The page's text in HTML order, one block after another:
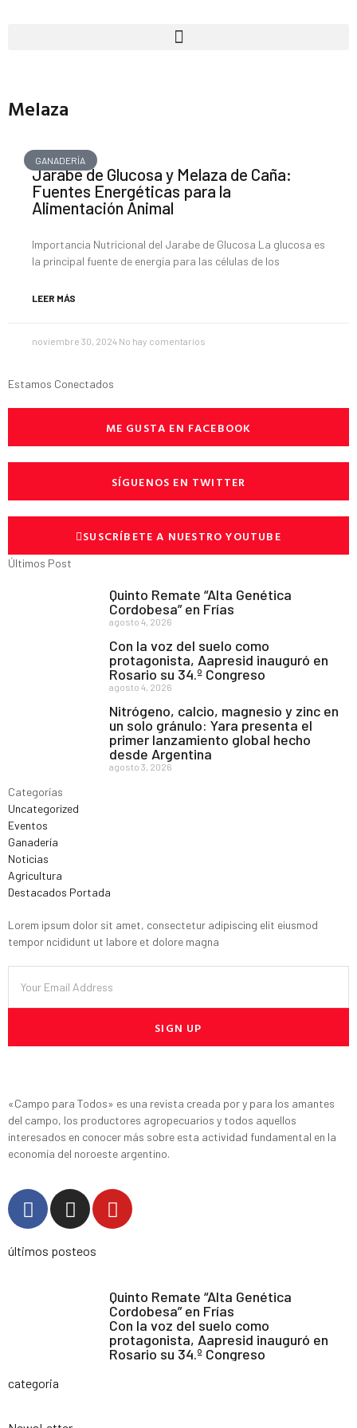
Melaza
GANADERÍA
Jarabe de Glucosa y Melaza de Caña:
Fuentes Energéticas para la
Alimentación Animal
Importancia Nutricional del Jarabe de Glucosa La glucosa es
la principal fuente de energía para las células de los
LEER MÁS
noviembre 30, 2024 No hay comentarios
Estamos Conectados
ME GUSTA EN FACEBOOK
SÍGUENOS EN TWITTER
SUSCRÍBETE A NUESTRO YOUTUBE
Últimos Post
Quinto Remate “Alta Genética
Cordobesa” en Frías
agosto 4, 2026
Con la voz del suelo como
protagonista, Aapresid inauguró en
Rosario su 34.º Congreso
agosto 4, 2026
Nitrógeno, calcio, magnesio y zinc en
un solo gránulo: Yara presenta el
primer lanzamiento global hecho
desde Argentina
agosto 3, 2026
Categorías
Uncategorized
Eventos
Ganadería
Noticias
Agricultura
Destacados Portada
Lorem ipsum dolor sit amet, consectetur adipiscing elit eiusmod
tempor ncididunt ut labore et dolore magna
SIGN UP
«Campo para Todos» es una revista creada por y para los amantes
del campo, los productores agropecuarios y todos aquellos
interesados en conocer más sobre esta actividad fundamental en la
economía del noroeste argentino.
últimos posteos
Quinto Remate “Alta Genética
Cordobesa” en Frías
Con la voz del suelo como
protagonista, Aapresid inauguró en
Rosario su 34.º Congreso
categoria